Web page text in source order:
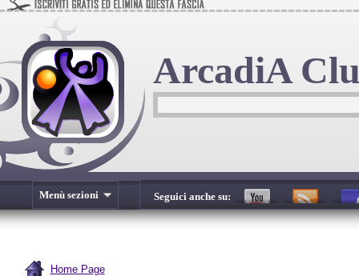
ArcadiA
Menù sezioni Seguici anche su:
Home Page